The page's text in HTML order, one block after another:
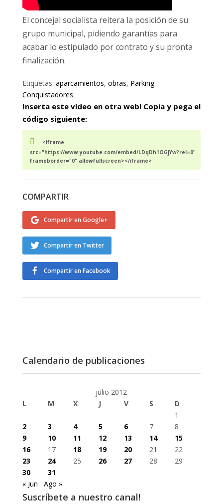
El concejal socialista reitera la posición de su
grupo municipal, pidiendo garantías para
acabar lo estipulado por contrato y su pronta
finalización.
Etiquetas: aparcamientos, obras, Parking
Conquistadores
Inserta este vídeo en otra web! Copia y pega el
código siguiente:
<iframe
src="https://www.youtube.com/embed/LDqDh1OGjYw?rel=0"
frameborder="0" allowfullscreen></iframe>
COMPARTIR
Compartir en Google+
Compartir en Twitter
Compartir en Facebook
Calendario de publicaciones
julio 2012
L
M X J V S
D
1
2
3 4 5 6 7
8
9
10 11 12 13 14
15
16
17 18 19 20 21
22
23
24 25 26 27 28
29
30
31
« Jun
Ago »
Suscríbete a nuestro canal!